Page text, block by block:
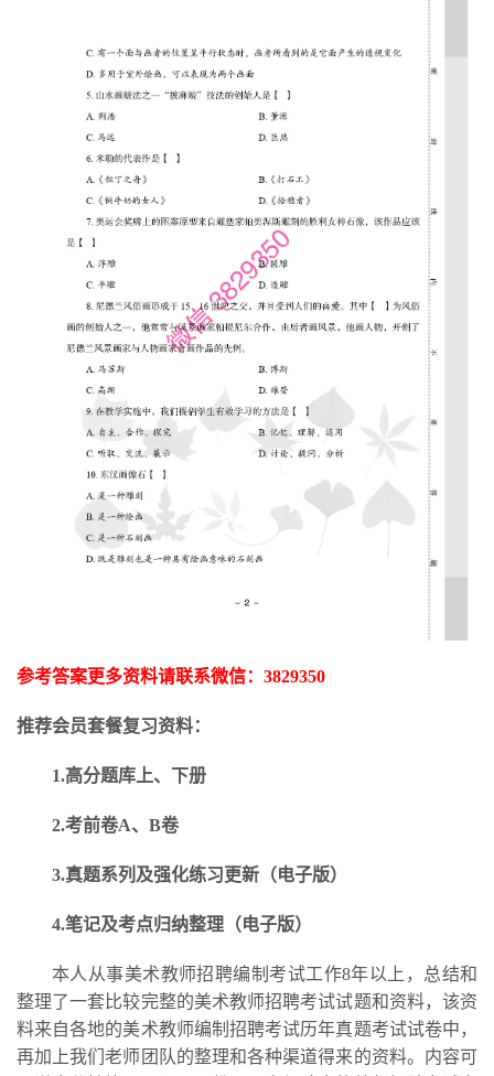
参考答案更多资料请联系微信： 3829350
推荐会员套餐复习资料：
1.高分题库上、下册
2.考前卷A、B卷
3.真题系列及强化练习更新 （电子版）
4.笔记及考点归纳整理（电子版）
本人从事美术教师招聘编制考试工作8年以上，总结和
整理了一套比较完整的美术教师招聘考试试题和资料，该资
料来自各地的美术教师编制招聘考试历年真题考试试卷中，
再加上我们老师团队的整理和各种渠道得来的资料。内容可